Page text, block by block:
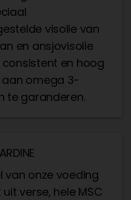
visolie van
en ansjovisolie
en hoog
omega 3-
te garanderen.
van onze voeding
verse, hele MSC